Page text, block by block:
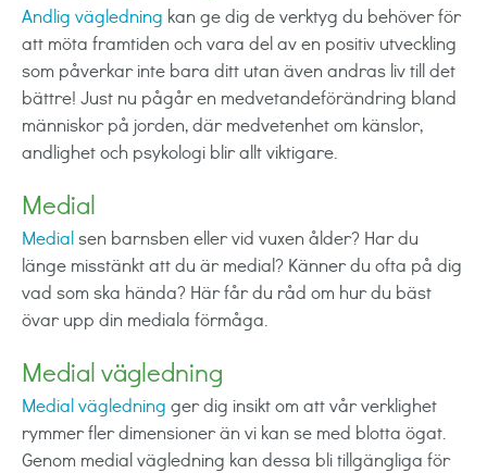
Andlig vägledning kan ge dig de verktyg du behöver för
att möta framtiden och vara del av en positiv utveckling
som påverkar inte bara ditt utan även andras liv till det
bättre! Just nu pågår en medvetandeförändring bland
människor på jorden, där medvetenhet om känslor,
andlighet och psykologi blir allt viktigare.
Medial
Medialsen barnsben eller vid vuxen ålder? Har du
länge misstänkt att du är medial? Känner du ofta på dig
vad som ska hända? Här får du råd om hur du bäst
övar upp din mediala förmåga.
Medial vägledning
Medial vägledning ger dig insikt om att vår verklighet
rymmer fler dimensioner än vi kan se med blotta ögat.
Genom medial vägledning kan dessa bli tillgängliga för